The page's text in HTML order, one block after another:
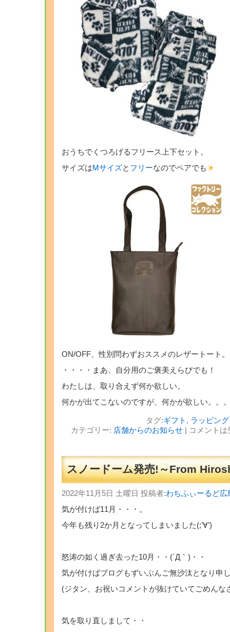
おうちでくつろげるフリース上下セット。
サイズはMサイズと フリーなのでペアでも
ON/OFF、性別問わずおススメのレザートート。
・・・・まあ、自分用のご褒美えらびでも！
わたしは、取り合えず何か欲しい。
何かが出てこないのですが、何かが欲しい。。
タグ:ギフト , ラッピング
カテゴリー: 店舗からのお知らせ| コメント
スノードーム発売!～From
2022年11月5日 土曜日 投稿者:わちふぃーるど
気が付けば11月・・・。
今年も残り2か月となってしまいました(;’∀’)
怒涛の如く過ぎ去った10月・・(´Д｀)・・
気が付けばブログもずいぶんご無沙汰となり申
(ジタン、お祝いコメントが抜けていてごめんな
気を取り直しまして・・